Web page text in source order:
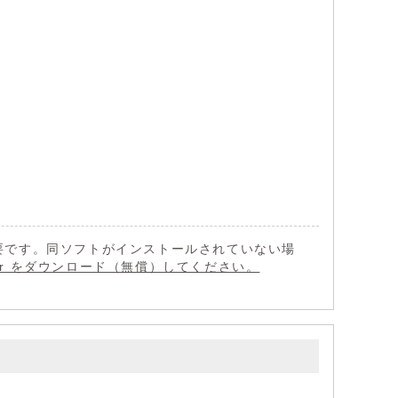
す。同ソフトがインストールされていない場
ダウンロード（無償）してください。